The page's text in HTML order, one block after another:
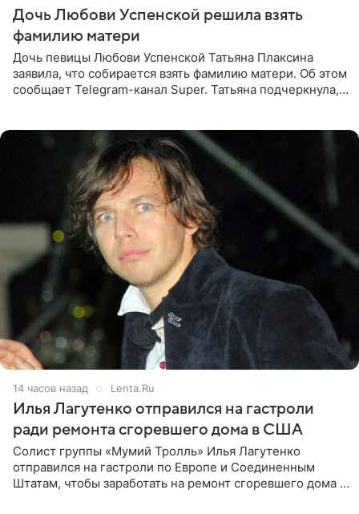
Дочь Любови Успенской решила взять
фамилию матери
Дочь певицы Любови Успенской Татьяна Плаксина
заявила, что собирается взять фамилию матери. Об этом
сообщает Telegram-канал Super. Татьяна подчеркнула,
14 часов назад Lenta.Ru
Илья Лагутенко отправился на гастроли
ради ремонта сгоревшего дома в США
Солист группы «Мумий Тролль» Илья Лагутенко
отправился на гастроли по Европе и Соединенным
Штатам, чтобы заработать на ремонт сгоревшего дома в